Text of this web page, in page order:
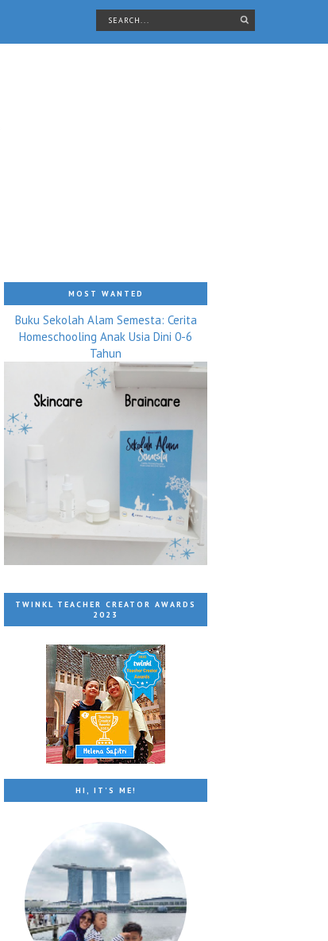
MOST WANTED
Buku Sekolah Alam Semesta: Cerita
Homeschooling Anak Usia Dini 0-6
Tahun
TWINKL TEACHER CREATOR AWARDS
2023
HI, IT'S ME!